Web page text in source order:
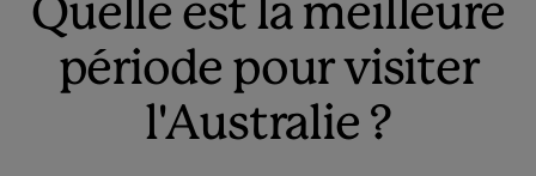
Quelle est la meilleure
période pour visiter
l'Australie ?